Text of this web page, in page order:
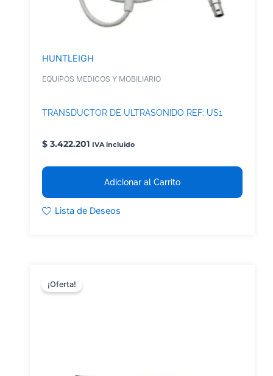
HUNTLEIGH
EQUIPOS MEDICOS Y MOBILIARIO
TRANSDUCTOR DE ULTRASONIDO REF: US1
$ 3.422.201 IVA incluido
Adicionar al Carrito
Lista de Deseos
¡Oferta!